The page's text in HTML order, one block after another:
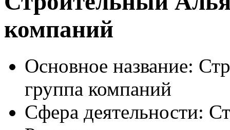
компаний
Основное название:
группа компаний
Сфера деятельности: